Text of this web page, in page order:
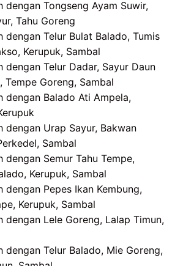
dengan Tongseng Ayam Suwir,
Tahu Goreng
dengan Telur Bulat Balado, Tumis
Kerupuk, Sambal
dengan Telur Dadar, Sayur Daun
Tempe Goreng, Sambal
dengan Balado Ati Ampela,
dengan Urap Sayur, Bakwan
Sambal
dengan Semur Tahu Tempe,
Kerupuk, Sambal
dengan Pepes Ikan Kembung,
Kerupuk, Sambal
dengan Lele Goreng, Lalap Timun,
dengan Telur Balado, Mie Goreng,